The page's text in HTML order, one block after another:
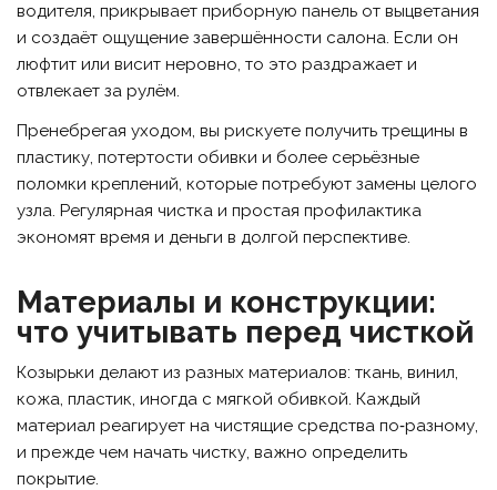
водителя, прикрывает приборную панель от выцветания
и создаёт ощущение завершённости салона. Если он
люфтит или висит неровно, то это раздражает и
отвлекает за рулём.
Пренебрегая уходом, вы рискуете получить трещины в
пластику, потертости обивки и более серьёзные
поломки креплений, которые потребуют замены целого
узла. Регулярная чистка и простая профилактика
экономят время и деньги в долгой перспективе.
Материалы и конструкции:
что учитывать перед чисткой
Козырьки делают из разных материалов: ткань, винил,
кожа, пластик, иногда с мягкой обивкой. Каждый
материал реагирует на чистящие средства по‑разному,
и прежде чем начать чистку, важно определить
покрытие.